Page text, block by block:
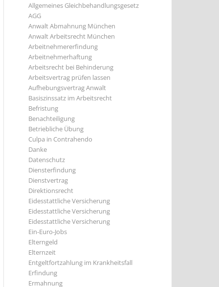
Allgemeines Gleichbehandlungsgesetz
AGG
Anwalt Abmahnung München
Anwalt Arbeitsrecht München
Arbeitnehmererfindung
Arbeitnehmerhaftung
Arbeitsrecht bei Behinderung
Arbeitsvertrag prüfen lassen
Aufhebungsvertrag Anwalt
Basiszinssatz im Arbeitsrecht
Befristung
Benachteiligung
Betriebliche Übung
Culpa in Contrahendo
Danke
Datenschutz
Diensterfindung
Dienstvertrag
Direktionsrecht
Eidesstattliche Versicherung
Eidesstattliche Versicherung
Eidesstattliche Versicherung
Ein-Euro-Jobs
Elterngeld
Elternzeit
Entgeltfortzahlung im Krankheitsfall
Erfindung
Ermahnung